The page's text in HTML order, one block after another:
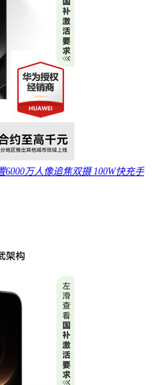
6000万人像追焦双摄 100W快充手